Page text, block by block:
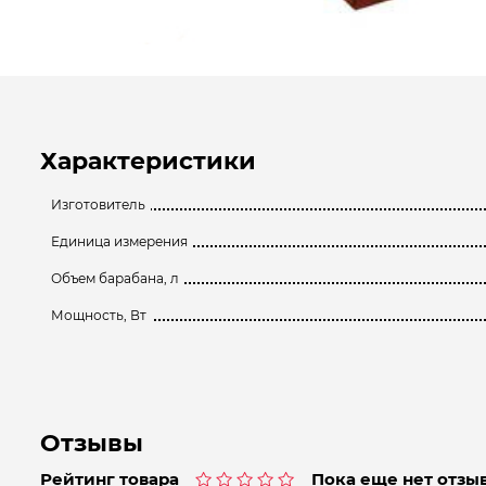
Характеристики
Изготовитель
Единица измерения
Объем барабана, л
Мощность, Вт
Отзывы
Рейтинг товара Пока еще нет